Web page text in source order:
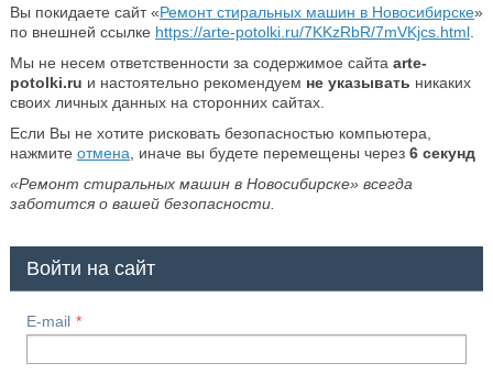
Вы покидаете сайт «Ремонт стиральных машин в Новосибирске»
по внешней ссылке https://arte-potolki.ru/7KKzRbR/7mVKjcs.html.
Мы не несем ответственности за содержимое сайта arte-
potolki.ru и настоятельно рекомендуем не указывать никаких
своих личных данных на сторонних сайтах.
Если Вы не хотите рисковать безопасностью компьютера,
нажмите отмена , иначе вы будете перемещены через 6секунд
«Ремонт стиральных машин в Новосибирске» всегда
заботится о вашей безопасности.
Войти на сайт
E-mail